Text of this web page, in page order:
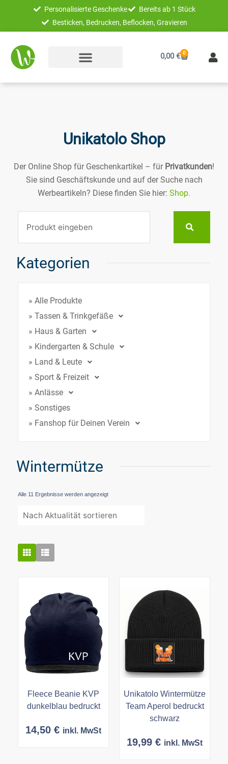
springen
Personalisierte Geschenke
Bereits ab 1 Stück
Besticken, Bedrucken, Beflocken, Gravieren
0,00€ 0
Warenkorb
Unikatolo Shop
Der Online Shop für Geschenkartikel – für Privatkunden!
Sie sind Geschäftskunde und auf der Suche nach
Werbeartikeln? Diese finden Sie hier: Shop.
Kategorien
» Alle Produkte
» Tassen & Trinkgefäße
» Haus & Garten
» Kindergarten & Schule
» Land & Leute
» Sport & Freizeit
» Anlässe
» Sonstiges
» Fanshop für Deinen Verein
Wintermütze
Alle 11 Ergebnisse werden angezeigt
Fleece Beanie KVP
dunkelblau bedruckt
14,50 € inkl. MwSt
Unikatolo Wintermütze
Team Aperol bedruckt
schwarz
19,99 € inkl. MwSt